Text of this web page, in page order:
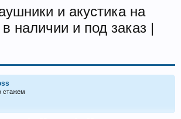
и акустика на
наличии и под заказ |
стажем